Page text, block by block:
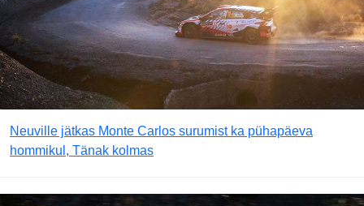
Neuville jätkas Monte Carlos surumist ka pühapäeva
hommikul, Tänak kolmas